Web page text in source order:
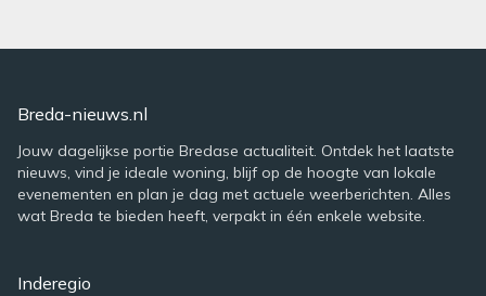
Breda-nieuws.nl
Jouw dagelijkse portie Bredase actualiteit. Ontdek het laatste
nieuws, vind je ideale woning, blijf op de hoogte van lokale
evenementen en plan je dag met actuele weerberichten. Alles
wat Breda te bieden heeft, verpakt in één enkele website.
Inderegio